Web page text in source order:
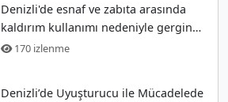
Denizli'de esnaf ve zabıta arasında
kaldırım kullanımı nedeniyle gergin
anlar
170 izlenme
Denizli’de Uyuşturucu ile Mücadelede